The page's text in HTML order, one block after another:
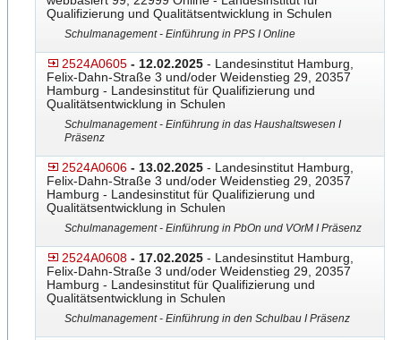
Qualifizierung und Qualitätsentwicklung in Schulen
Schulmanagement - Einführung in PPS I Online
2524A0605 - 12.02.2025 - Landesinstitut Hamburg,
Felix-Dahn-Straße 3 und/oder Weidenstieg 29, 20357
Hamburg - Landesinstitut für Qualifizierung und
Qualitätsentwicklung in Schulen
Schulmanagement - Einführung in das Haushaltswesen I
Präsenz
2524A0606 - 13.02.2025 - Landesinstitut Hamburg,
Felix-Dahn-Straße 3 und/oder Weidenstieg 29, 20357
Hamburg - Landesinstitut für Qualifizierung und
Qualitätsentwicklung in Schulen
Schulmanagement - Einführung in PbOn und VOrM I Präsenz
2524A0608 - 17.02.2025 - Landesinstitut Hamburg,
Felix-Dahn-Straße 3 und/oder Weidenstieg 29, 20357
Hamburg - Landesinstitut für Qualifizierung und
Qualitätsentwicklung in Schulen
Schulmanagement - Einführung in den Schulbau I Präsenz